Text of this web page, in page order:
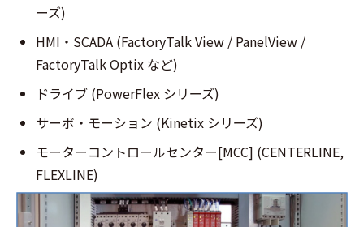
ーズ)
HMI・SCADA (FactoryTalk View / PanelView /
FactoryTalk Optix など)
ドライブ (PowerFlex シリーズ)
サーボ・モーション (Kinetix シリーズ)
モーターコントロールセンター[MCC] (CENTERLINE,
FLEXLINE)